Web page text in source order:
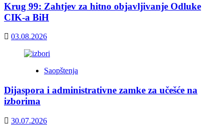
Krug 99: Zahtjev za hitno objavljivanje Odluke
CIK-a BiH
03.08.2026
Saopštenja
Dijaspora i administrativne zamke za učešće na
izborima
30.07.2026